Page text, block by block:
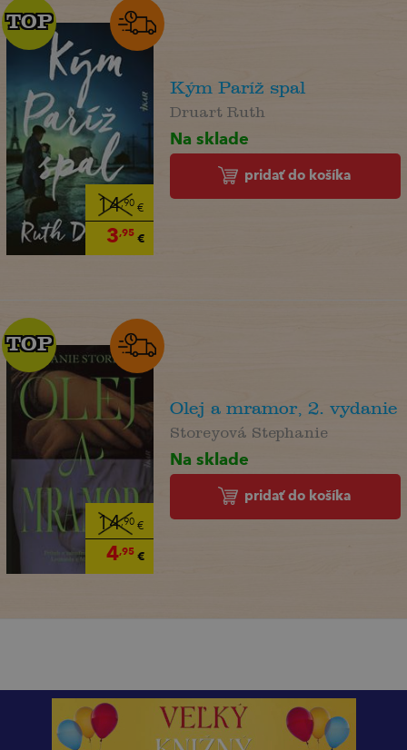
14,90€
3,95€
TOP
TOP
Kým Paríž spal
Druart Ruth
Na sklade
pridať do košíka
14,90€
4,95€
TOP
TOP
Olej a mramor, 2. vydanie
Storeyová Stephanie
Na sklade
pridať do košíka